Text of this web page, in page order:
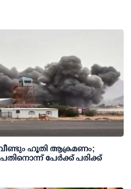
ഹൂതി ആക്രമണം;
പേര്‍ക്ക് പരിക്ക്